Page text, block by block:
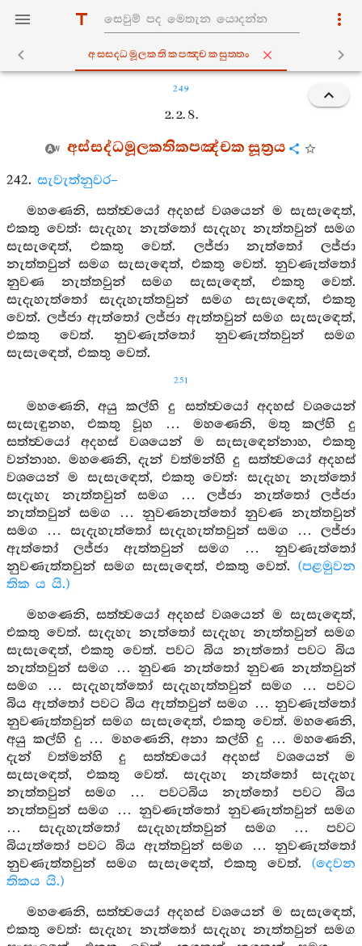
අස‍්සද‍්ධමූලකතිකපඤ‍්චකසුත‍්තං
249
2. 2. 8.
අස්සද්ධමූලකතිකපඤ්චක සූත්‍රය
242. සැවැත්නුවර–
මහණෙනි, සත්ත්‍වයෝ අදහස් වශයෙන් ම සැසැඳෙත්,
එකතු වෙත්: සැදැහැ නැත්තෝ සැදැහැ නැත්තවුන් සමග
සැසැඳෙත්, එකතු වෙත්. ලජ්ජා නැත්තෝ ලජ්ජා
නැත්තවුන් සමග සැසැඳෙත්, එකතු වෙත්. නුවණැත්තෝ
නුවණ නැත්තවුන් සමග සැසැඳෙත්, එකතු වෙත්.
සැදැහැත්තෝ සැදැහැත්තවුන් සමග සැසැඳෙත්, එකතු
වෙත්. ලජ්ජා ඇත්තෝ ලජ්ජා ඇත්තවුන් සමග සැසැඳෙත්,
එකතු වෙත්. නුවණැත්තෝ නුවණැත්තවුන් සමග
සැසැඳෙත්, එකතු වෙත්.
251
මහණෙනි, අයු කල්හි දු සත්ත්‍වයෝ අදහස් වශයෙන්
සැසැඳුනහ, එකතු වූහ … මහණෙනි, මතු කල්හි දු
සත්ත්‍වයෝ අදහස් වශයෙන් ම සැසැඳෙන්නාහ, එකතු
වන්නාහ. මහණෙනි, දැන් වත්මන්හි දු සත්ත්‍වයෝ අදහස්
වශයෙන් ම සැසැඳෙත්, එකතු වෙත්: සැදැහැ නැත්තෝ
සැදැහැ නැත්තවුන් සමග … ලජ්ජා නැත්තෝ ලජ්ජා
නැත්තවුන් සමග … නුවණනැත්තෝ නුවණ නැත්තවුන්
සමග … සැදැහැත්තෝ සැදැහැත්තවුන් සමග … ලජ්ජා
ඇත්තෝ ලජ්ජා ඇත්තවුන් සමග … නුවණැත්තෝ
නුවණැත්තවුන් සමග සැසැඳෙත්, එකතු වෙත්. (පළමුවන
තික ය යි.)
මහණෙනි, සත්ත්‍වයෝ අදහස් වශයෙන් ම සැසැඳෙත්,
එකතු වෙත්. සැදැහැ නැත්තෝ සැදැහැ නැත්තවුන් සමග
සැසැඳෙත්, එකතු වෙත්. පවට බිය නැත්තෝ පවට බිය
නැත්තවුන් සමග … නුවණ නැත්තෝ නුවණ නැත්තවුන්
සමග … සැදැහැත්තෝ සැදැහැත්තවුන් සමග … පවට
බිය ඇත්තෝ පවට බිය ඇත්තවුන් සමග … නුවණැත්තෝ
නුවණැත්තවුන් සමග සැසැඳෙත්, එකතු වෙත්. මහණෙනි,
අයු කල්හි දු … මහණෙනි, අනා කල්හි දු … මහණෙනි,
දැන් වත්මන්හි දු සත්ත්‍වයෝ අදහස් වශයෙන් ම
සැසැඳෙත්, එකතු වෙත්. සැදැහැ නැත්තෝ සැදැහැ
නැත්තවුන් සමග … පවටබිය නැත්තෝ පවට බිය
නැත්තවුන් සමග … නුවණැත්තෝ නුවණැත්තවුන් සමග
… සැදැහැත්තෝ සැදැහැත්තවුන් සමග … පවට
බියැත්තෝ පවට බිය ඇත්තවුන් සමග … නුවණැත්තෝ
නුවණැත්තවුන් සමග සැසැඳෙත්, එකතු වෙත්. (දෙවන
තිකය යි.)
මහණෙනි, සත්ත්‍වයෝ අදහස් වශයෙන් ම සැසැඳෙත්,
එකතු වෙත්: සැදැහැ නැත්තෝ සැදැහැ නැත්තවුන් සමග